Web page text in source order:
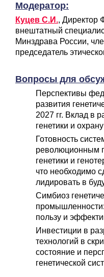
Модератор:
Куцев С.И.,
внештатный
Минздрава России,
председатель
Вопросы для
Перспективы
развития
2027 гг. Вклад в
генетики и
Готовность
революционным
генетики и
что необходимо
лидировать в
Симбиоз
пользу и
Инвестиции в
технологий в
состояние и
генетической